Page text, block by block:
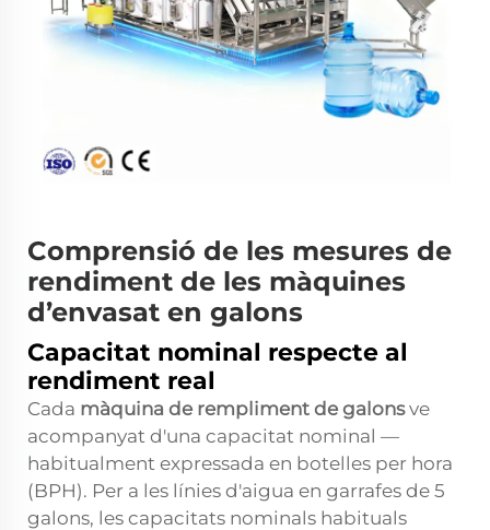
Comprensió de les mesures de
rendiment de les màquines
d’envasat en galons
Capacitat nominal respecte al
rendiment real
Cada màquina de rempliment de galonsve
acompanyat d'una capacitat nominal —
habitualment expressada en botelles per hora
(BPH). Per a les línies d'aigua en garrafes de 5
galons, les capacitats nominals habituals